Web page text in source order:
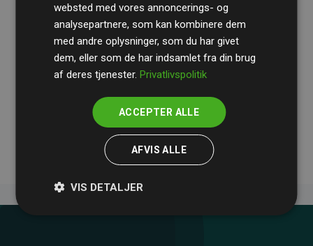
RevisionshusetBDOgennemgår løbende vores
beregninger og metode for at sikre gennemsigtighed
og pålidelighed.
Deres revision dokumenterer, at vores investeringer i
medlemmernes websites estimerede CO₂-
websted med vores annoncerings- og
analysepartnere, som kan kombinere dem
med andre oplysninger, som du har givet
dem, eller som de har indsamlet fra din brug
af deres tjenester.Privatlivspolitik
ACCEPTER ALLE
AFVIS ALLE
VIS DETALJER